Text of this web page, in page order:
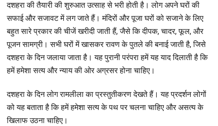
दशहरा की तैयारी की शुरुआत उत्साह से भरी होती है। लोग अपने घरों की
सफाई और सजावट में लग जाते हैं। मंदिरों और पूजा घरों को सजाने के लिए
बहुत सारे प्रकार की चीजें खरीदी जाती हैं, जैसे कि दीपक, चादर, फूल, और
पूजन सामग्री। सभी घरों में खासकर रावण के पुतले की बनाई जाती है, जिसे
दशहरा के दिन जलाया जाता है। यह पुरानी परंपरा हमें यह याद दिलाती है कि
हमें हमेशा सत्य और न्याय की ओर अग्रसर होना चाहिए।
दशहरा के दिन लोग रामलीला का प्रस्तुतीकरण देखते हैं। यह प्रदर्शन लोगों
को यह बताता है कि हमें हमेशा सत्य के पथ पर चलना चाहिए और असत्य के
खिलाफ उठना चाहिए।